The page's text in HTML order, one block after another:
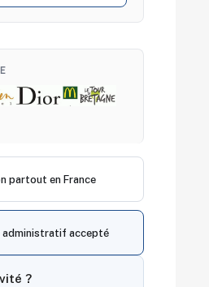
partout en France
administratif accepté
?